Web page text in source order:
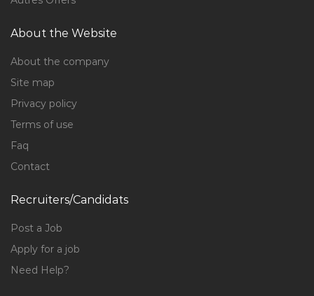
About the Website
About the company
Site map
Privacy policy
Terms of use
Faq
Contact
Recruiters/Candidats
Post a Job
Apply for a job
Need Help?